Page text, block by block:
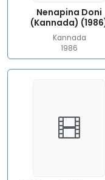
Nenapina Doni
(Kannada)
Kannada
1986